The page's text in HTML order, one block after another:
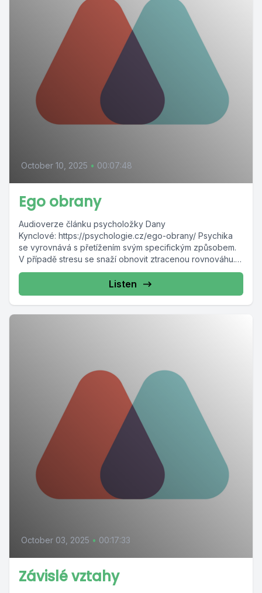
October 10, 2025 • 00:07:48
Ego obrany
Audioverze článku psycholožky Dany
Kynclové: https://psychologie.cz/ego-obrany/ Psychika
se vyrovnává s přetížením svým specifickým způsobem.
V případě stresu se snaží obnovit ztracenou rovnováhu. I
když...
Listen
October 03, 2025 • 00:17:33
Závislé vztahy